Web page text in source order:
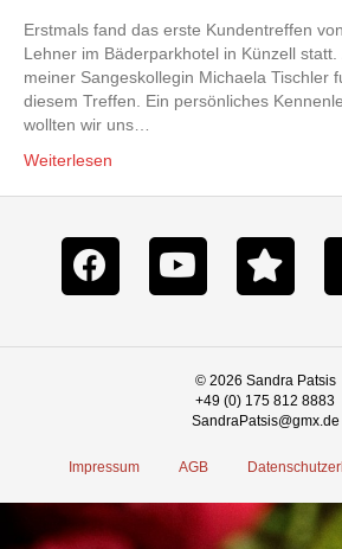
Erstmals fand das erste Kundentreffen
Lehner im Bäderparkhotel in Künzell
meiner Sangeskollegin Michaela Tischler
diesem Treffen. Ein persönliches
wollten wir uns…
Weiterlesen
© 2026 Sandra Patsis
+49 (0) 175 812 8883
SandraPatsis@gmx.de
Impressum AGB